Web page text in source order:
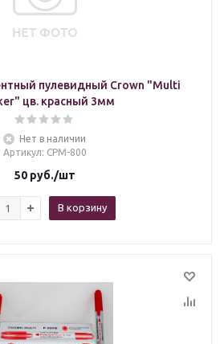
пулевидный Crown "Multi
цв. красный 3мм
Нет в наличии
Артикул: СРМ-800
50руб./шт
В корзину